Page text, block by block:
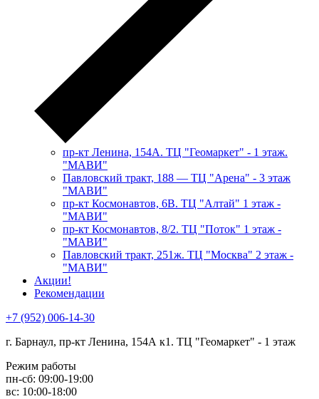
пр-кт Ленина, 154А. ТЦ "Геомаркет" - 1 этаж.
"МАВИ"
​Павловский тракт, 188 — ТЦ "Арена" - 3 этаж
"МАВИ"
пр-кт Космонавтов, 6В. ТЦ "Алтай" 1 этаж -
"МАВИ"
пр-кт Космонавтов, 8/2. ТЦ "Поток" 1 этаж -
"МАВИ"
Павловский тракт, 251ж. ТЦ "Москва" 2 этаж -
"МАВИ"
Акции!
Рекомендации
+7 (952) 006-14-30
г. Барнаул, пр-кт Ленина, 154А к1. ТЦ "Геомаркет" - 1 этаж
Режим работы
пн-сб: 09:00-19:00
вс: 10:00-18:00